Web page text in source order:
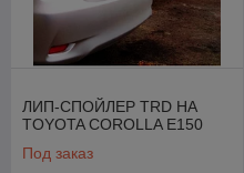
ЛИП-СПОЙЛЕР TRD НА
TOYOTA COROLLA E150
Под заказ